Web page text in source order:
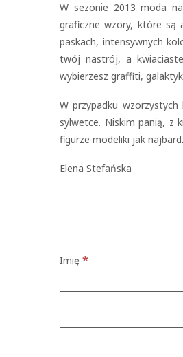
W sezonie 2013 moda
graficzne wzory, które są
paskach, intensywnych
twój nastrój, a
wybierzesz graffiti,
W przypadku
sylwetce. Niskim panią, z
figurze modeliki jak
Elena Stefańska
Imię *